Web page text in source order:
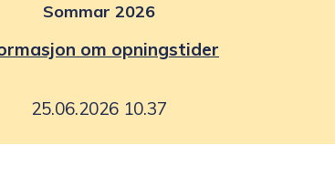
Sommar 2026
om opningstider
25.06.2026 10.37